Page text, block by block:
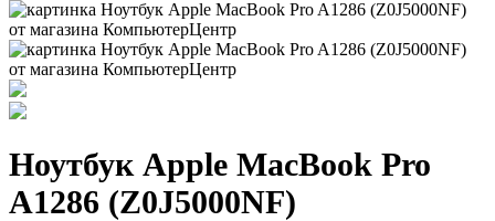
Ноутбук Apple MacBook Pro
A1286 (Z0J5000NF)